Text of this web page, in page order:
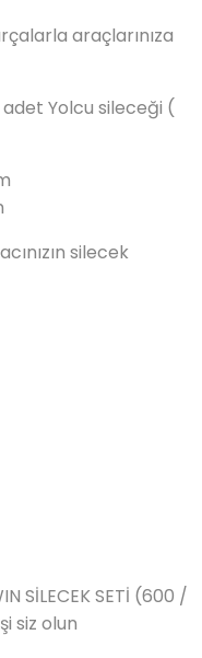
araçlarınıza
adet Yolcu sileceği (
silecek
SİLECEK SETİ (600 /
siz olun